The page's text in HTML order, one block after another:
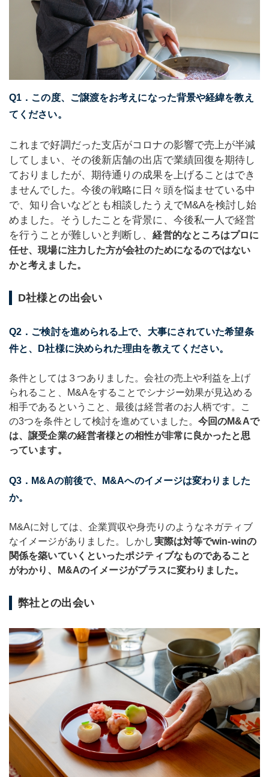
Q1．この度、ご譲渡をお考えになった背景や経緯を教え
てください。
これまで好調だった支店がコロナの影響で売上が半減
してしまい、その後新店舗の出店で業績回復を期待し
ておりましたが、期待通りの成果を上げることはでき
ませんでした。今後の戦略に日々頭を悩ませている中
で、知り合いなどとも相談したうえでM&Aを検討し始
めました。そうしたことを背景に、今後私一人で経営
を行うことが難しいと判断し、経営的なところはプロに
任せ、現場に注力した方が会社のためになるのではない
かと考えました。
D社様との出会い
Q2．ご検討を進められる上で、大事にされていた希望条
件と、D社様に決められた理由を教えてください。
条件としては３つありました。会社の売上や利益を上げ
られること、M&Aをすることでシナジー効果が見込める
相手であるということ、最後は経営者のお人柄です。こ
の3つを条件として検討を進めていました。 今回のM&Aで
は、譲受企業の経営者様との相性が非常に良かったと思
っています。
Q3．M&Aの前後で、M&Aへのイメージは変わりました
か。
M&Aに対しては、企業買収や身売りのようなネガティブ
なイメージがありました。しかし実際は対等でwin-winの
関係を築いていくといったポジティブなものであること
がわかり、M&Aのイメージがプラスに変わりました。
弊社との出会い